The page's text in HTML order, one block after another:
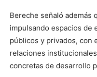
Bereche señaló además
impulsando espacios de
públicos y privados, con
relaciones
concretas de desarrollo